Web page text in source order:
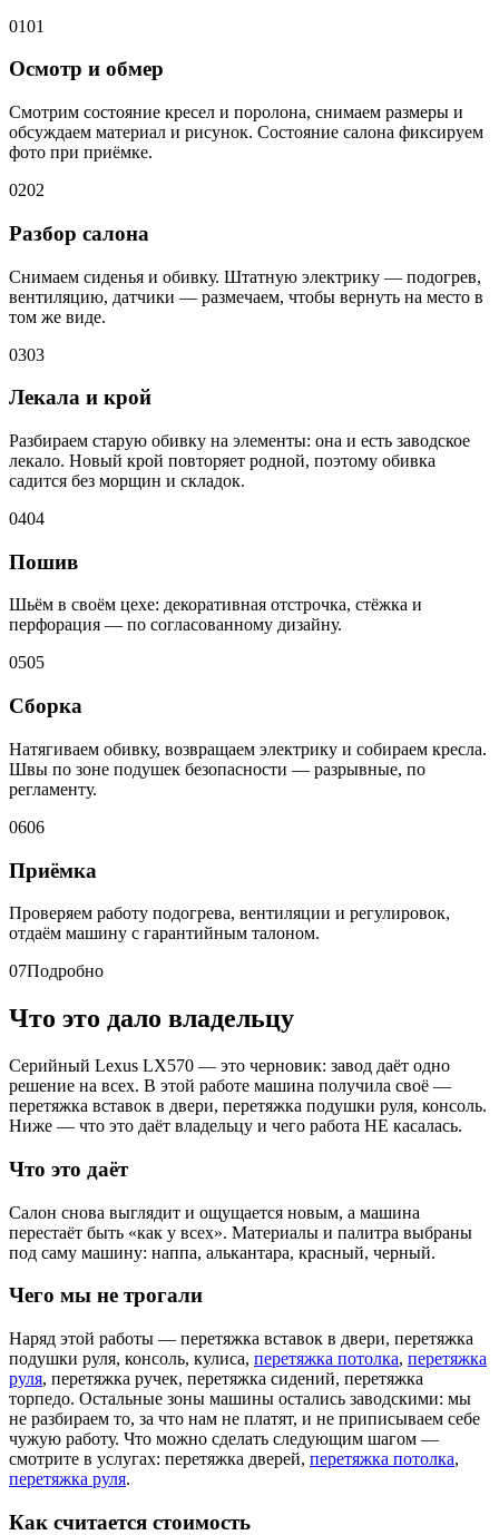
0101
Осмотр и обмер
Смотрим состояние кресел и поролона, снимаем размеры и
обсуждаем материал и рисунок. Состояние салона фиксируем
фото при приёмке.
0202
Разбор салона
Снимаем сиденья и обивку. Штатную электрику — подогрев,
вентиляцию, датчики — размечаем, чтобы вернуть на место в
том же виде.
0303
Лекала и крой
Разбираем старую обивку на элементы: она и есть заводское
лекало. Новый крой повторяет родной, поэтому обивка
садится без морщин и складок.
0404
Пошив
Шьём в своём цехе: декоративная отстрочка, стёжка и
перфорация — по согласованному дизайну.
0505
Сборка
Натягиваем обивку, возвращаем электрику и собираем кресла.
Швы по зоне подушек безопасности — разрывные, по
регламенту.
0606
Приёмка
Проверяем работу подогрева, вентиляции и регулировок,
отдаём машину с гарантийным талоном.
07Подробно
Что это дало владельцу
Серийный Lexus LX570 — это черновик: завод даёт одно
решение на всех. В этой работе машина получила своё —
перетяжка вставок в двери, перетяжка подушки руля, консоль.
Ниже — что это даёт владельцу и чего работа НЕ касалась.
Что это даёт
Салон снова выглядит и ощущается новым, а машина
перестаёт быть «как у всех». Материалы и палитра выбраны
под саму машину: наппа, алькантара, красный, черный.
Чего мы не трогали
Наряд этой работы — перетяжка вставок в двери, перетяжка
подушки руля, консоль, кулиса, перетяжка потолка, перетяжка
руля, перетяжка ручек, перетяжка сидений, перетяжка
торпедо. Остальные зоны машины остались заводскими: мы
не разбираем то, за что нам не платят, и не приписываем себе
чужую работу. Что можно сделать следующим шагом —
смотрите в услугах: перетяжка дверей, перетяжка потолка,
перетяжка руля.
Как считается стоимость